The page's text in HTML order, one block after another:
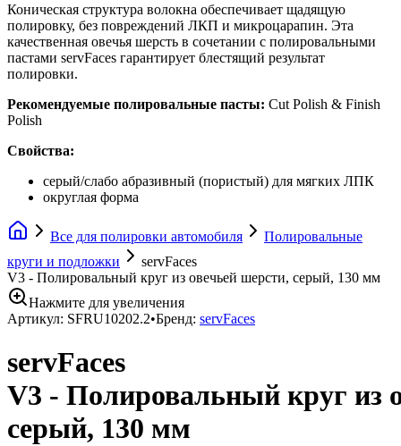
Коническая структура волокна обеспечивает щадящую
полировку, без повреждений ЛКП и микроцарапин. Эта
качественная овечья шерсть в сочетании с полировальными
пастами servFaces гарантирует блестящий результат
полировки.
Рекомендуемые полировальные пасты: Cut Polish & Finish
Polish
Свойства:
серый/слабо абразивный (пористый) для мягких ЛПК
округлая форма
Все для полировки автомобиля
Полировальные
круги и подложки
servFaces
V3 - Полировальный круг из овечьей шерсти, серый, 130 мм
Нажмите для увеличения
Артикул: SFRU10202.2•Бренд: servFaces
servFaces
V3 - Полировальный круг из
серый, 130 мм